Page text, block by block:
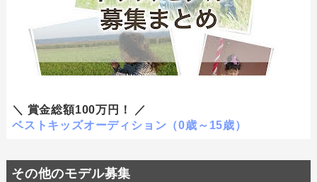
＼ 賞金総額100万円！ ／
ベストキッズオーディション（0歳～15歳）
その他のモデル募集